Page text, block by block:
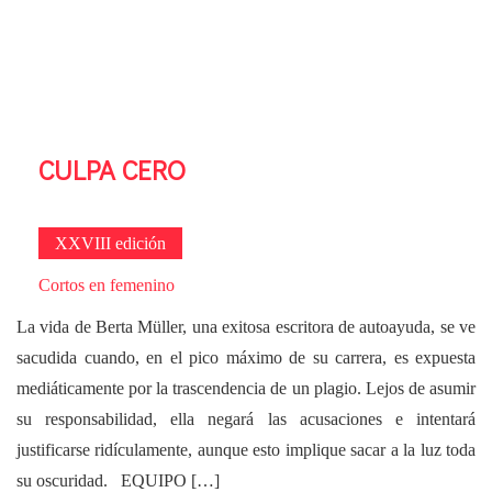
CULPA CERO
XXVIII edición
Cortos en femenino
La vida de Berta Müller, una exitosa escritora de autoayuda, se ve
sacudida cuando, en el pico máximo de su carrera, es expuesta
mediáticamente por la trascendencia de un plagio. Lejos de asumir
su responsabilidad, ella negará las acusaciones e intentará
justificarse ridículamente, aunque esto implique sacar a la luz toda
su oscuridad. EQUIPO […]